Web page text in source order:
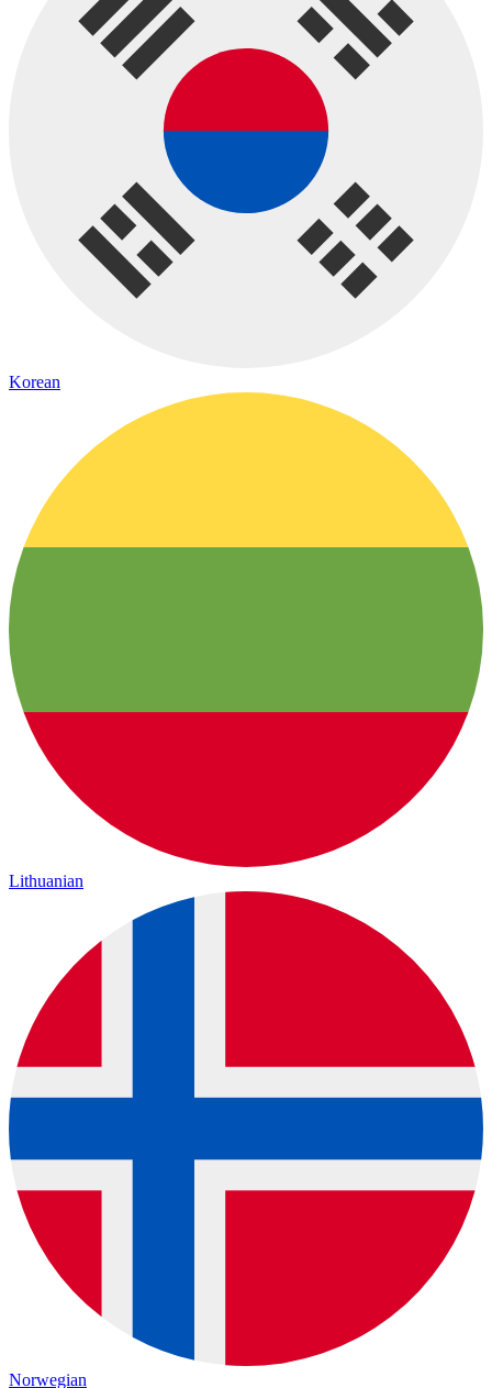
Korean
Lithuanian
Norwegian